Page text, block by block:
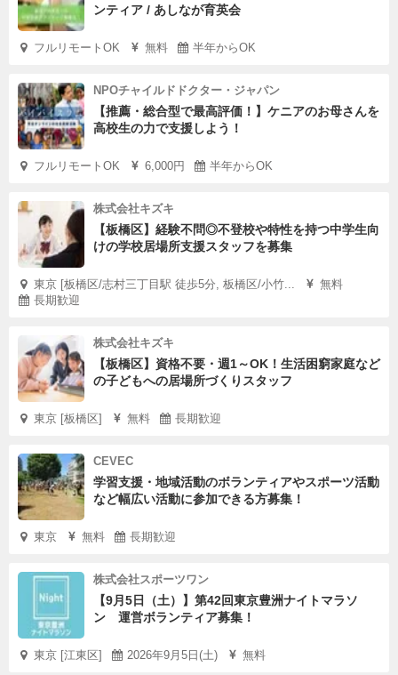
ンティア / あしなが育英会
フルリモートOK 無料 半年からOK
NPOチャイルドドクター・ジャパン
【推薦・総合型で最高評価！】ケニアのお母さんを
高校生の力で支援しよう！
フルリモートOK 6,000円 半年からOK
株式会社キズキ
【板橋区】経験不問◎不登校や特性を持つ中学生向
けの学校居場所支援スタッフを募集
東京 [板橋区/志村三丁目駅 徒歩5分, 板橋区/小竹...
無料
長期歓迎
株式会社キズキ
【板橋区】資格不要・週1～OK！生活困窮家庭など
の子どもへの居場所づくりスタッフ
東京 [板橋区] 無料 長期歓迎
CEVEC
学習支援・地域活動のボランティアやスポーツ活動
など幅広い活動に参加できる方募集！
東京 無料 長期歓迎
株式会社スポーツワン
【9月5日（土）】第42回東京豊洲ナイトマラソ
ン 運営ボランティア募集！
東京 [江東区] 2026年9月5日(土) 無料